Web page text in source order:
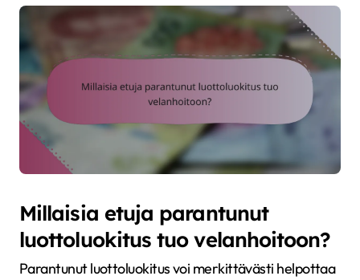
Millaisia etuja parantunut
luottoluokitus tuo velanhoitoon?
Parantunut luottoluokitus voi merkittävästi helpottaa